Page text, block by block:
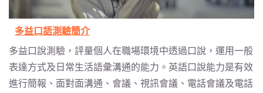
多益口語測驗簡介
多益口說測驗，評量個人在職場環境中透過口說，運用一般
表達方式及日常生活語彙溝通的能力。英語口說能力是有效
進行簡報、面對面溝通、會議、視訊會議、電話會議及電話